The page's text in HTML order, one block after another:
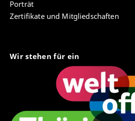
Porträt
Zertifikate und Mitgliedschaften
Wir stehen für ein